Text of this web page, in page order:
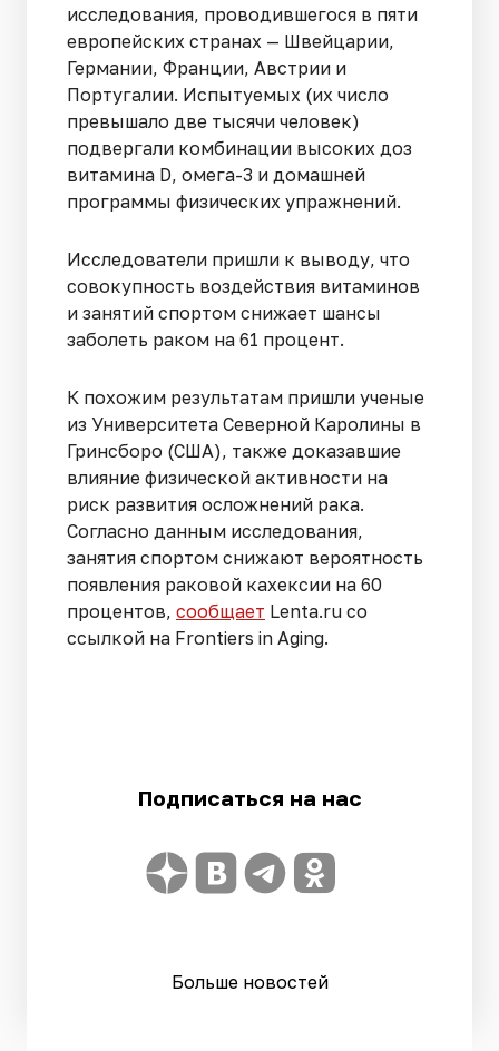
исследования, проводившегося в пяти
европейских странах — Швейцарии,
Германии, Франции, Австрии и
Португалии. Испытуемых (их число
превышало две тысячи человек)
подвергали комбинации высоких доз
витамина D, омега-3 и домашней
программы физических упражнений.
Исследователи пришли к выводу, что
совокупность воздействия витаминов
и занятий спортом снижает шансы
заболеть раком на 61 процент.
К похожим результатам пришли ученые
из Университета Северной Каролины в
Гринсборо (США), также доказавшие
влияние физической активности на
риск развития осложнений рака.
Согласно данным исследования,
занятия спортом снижают вероятность
появления раковой кахексии на 60
процентов, сообщает Lenta.ru со
ссылкой на Frontiers in Aging.
Подписаться на нас
Больше новостей